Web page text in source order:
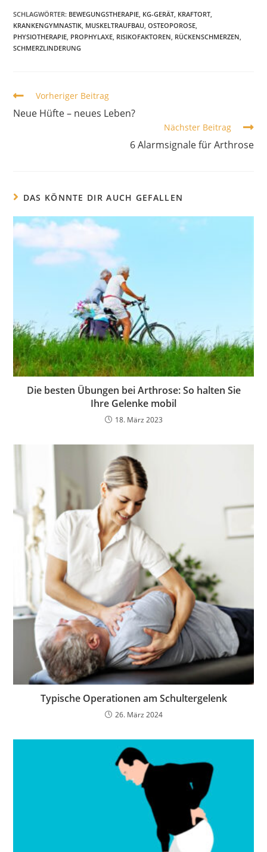
SCHLAGWÖRTER: BEWEGUNGSTHERAPIE, KG-GERÄT, KRAFTORT,
KRANKENGYMNASTIK, MUSKELTRAUFBAU, OSTEOPOROSE,
PHYSIOTHERAPIE, PROPHYLAXE, RISIKOFAKTOREN, RÜCKENSCHMERZEN,
SCHMERZLINDERUNG
Vorheriger Beitrag
Neue Hüfte – neues Leben?
Nächster Beitrag
6 Alarmsignale für Arthrose
DAS KÖNNTE DIR AUCH GEFALLEN
Die besten Übungen bei Arthrose: So halten Sie
Ihre Gelenke mobil
18. März 2023
Typische Operationen am Schultergelenk
26. März 2024